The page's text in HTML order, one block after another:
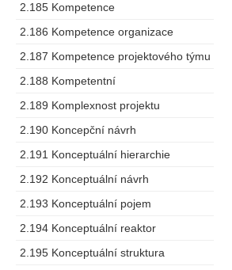
2.185 Kompetence
2.186 Kompetence organizace
2.187 Kompetence projektového týmu
2.188 Kompetentní
2.189 Komplexnost projektu
2.190 Koncepční návrh
2.191 Konceptuální hierarchie
2.192 Konceptuální návrh
2.193 Konceptuální pojem
2.194 Konceptuální reaktor
2.195 Konceptuální struktura